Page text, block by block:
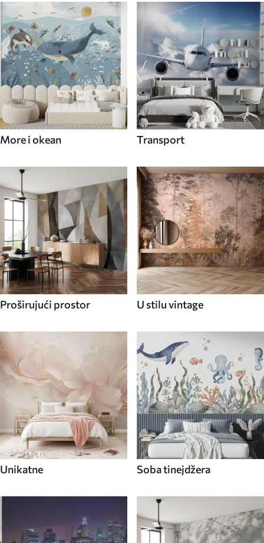
More i okean Transport
Proširujući prostor U stilu vintage
Unikatne Soba tinejdžera